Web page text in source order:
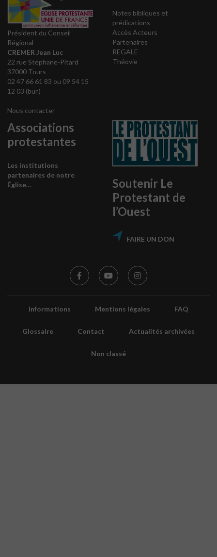
Président du Conseil
Régional
CREMER Jean Luc
22 rue Stéphane-Pitard
37000 Tours
02 47 66 61 83 ou 09 54 15
12 03 (bur.)
Nous contacter
Notes bibliques et
prédications
Accès Acteurs
Partenaires
REGALE
Théovie
Associations
protestantes
Les institutions
partenaires de notre
Église…
Soutenir Le
Protestant de
l’Ouest
FAIRE UN DON
Informations Mentions légales FAQ
Glossaire Contact Actualités archivées
Non classé